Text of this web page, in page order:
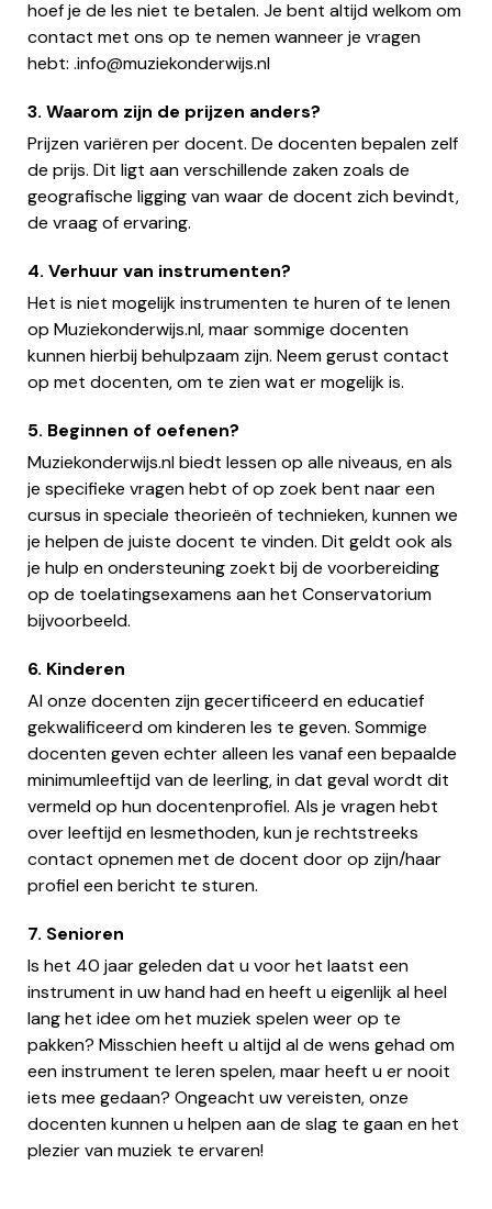
hoef je de les niet te betalen. Je bent altijd welkom om
contact met ons op te nemen wanneer je vragen
hebt: .info@muziekonderwijs.nl
3. Waarom zijn de prijzen anders?
Prijzen variëren per docent. De docenten bepalen zelf
de prijs. Dit ligt aan verschillende zaken zoals de
geografische ligging van waar de docent zich bevindt,
de vraag of ervaring.
4. Verhuur van instrumenten?
Het is niet mogelijk instrumenten te huren of te lenen
op Muziekonderwijs.nl, maar sommige docenten
kunnen hierbij behulpzaam zijn. Neem gerust contact
op met docenten, om te zien wat er mogelijk is.
5. Beginnen of oefenen?
Muziekonderwijs.nl biedt lessen op alle niveaus, en als
je specifieke vragen hebt of op zoek bent naar een
cursus in speciale theorieën of technieken, kunnen we
je helpen de juiste docent te vinden. Dit geldt ook als
je hulp en ondersteuning zoekt bij de voorbereiding
op de toelatingsexamens aan het Conservatorium
bijvoorbeeld.
6. Kinderen
Al onze docenten zijn gecertificeerd en educatief
gekwalificeerd om kinderen les te geven. Sommige
docenten geven echter alleen les vanaf een bepaalde
minimumleeftijd van de leerling, in dat geval wordt dit
vermeld op hun docentenprofiel. Als je vragen hebt
over leeftijd en lesmethoden, kun je rechtstreeks
contact opnemen met de docent door op zijn/haar
profiel een bericht te sturen.
7. Senioren
Is het 40 jaar geleden dat u voor het laatst een
instrument in uw hand had en heeft u eigenlijk al heel
lang het idee om het muziek spelen weer op te
pakken? Misschien heeft u altijd al de wens gehad om
een instrument te leren spelen, maar heeft u er nooit
iets mee gedaan? Ongeacht uw vereisten, onze
docenten kunnen u helpen aan de slag te gaan en het
plezier van muziek te ervaren!